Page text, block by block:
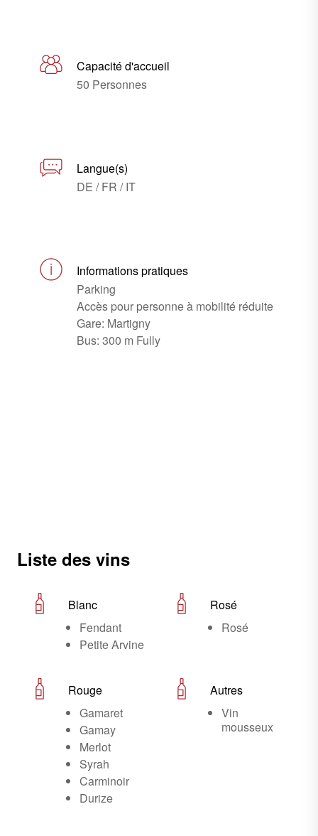
Capacité d'accueil
50 Personnes
Langue(s)
DE / FR / IT
Informations pratiques
Parking
Accès pour personne à mobilité réduite
Gare: Martigny
Bus: 300 m Fully
Liste des vins
Blanc
Fendant
Petite Arvine
Rosé
Rosé
Rouge
Gamaret
Gamay
Merlot
Syrah
Carminoir
Durize
Autres
Vin
mousseux